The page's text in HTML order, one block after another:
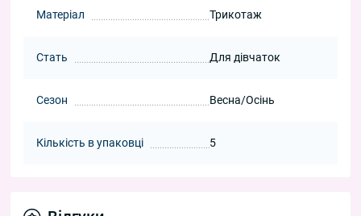
Матеріал Трикотаж
Стать Для дівчаток
Сезон Весна/Осінь
Кількість в упаковці 5